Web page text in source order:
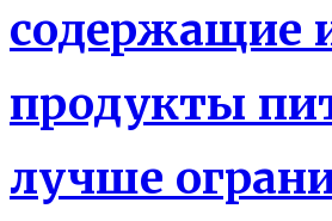
содержащие
продукты
лучше